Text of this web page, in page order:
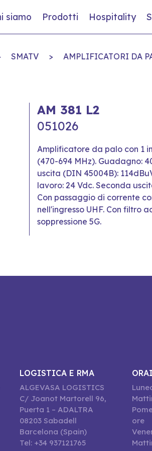
siamo Prodotti Hospitality
SMATV > AMPLIFICATORI DA
AM 381 L2
051026
Amplificatore da palo con 1
(470-694 MHz). Guadagno:
uscita (DIN 45004B):
lavoro: 24 Vdc. Seconda
Con passaggio di corrente
nell'ingresso UHF. Con filtro
soppressione 5G.
LOGISTICA E RMA
ALGEVASA LOGISTICS
C/ Joanot Martorell 96,
Puerta 1 – ADALTRA
08203 Sabadell
Barcelona (Spain)
Tel: +34 937121765
ore